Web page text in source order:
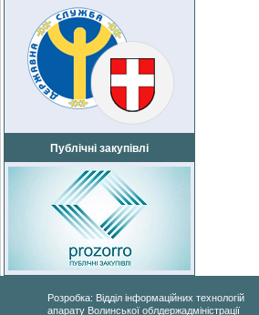
Публічні закупівлі
Розробка: Відділ інформаційних технологій
апарату Волинської облдержадміністрації